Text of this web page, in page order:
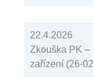
22.4.2026
Zkouška PK –
zařízení (26-